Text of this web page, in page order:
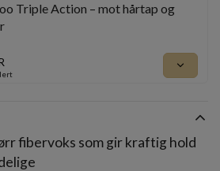
Triple Action – mot hårtap og
keyboard_arrow_down
fibervoks som gir kraftig hold